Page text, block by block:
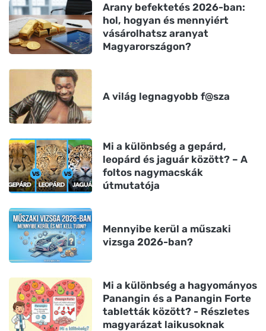
Arany befektetés 2026-ban:
hol, hogyan és mennyiért
vásárolhatsz aranyat
Magyarországon?
A világ legnagyobb f@sza
Mi a különbség a gepárd,
leopárd és jaguár között? – A
foltos nagymacskák
útmutatója
Mennyibe kerül a műszaki
vizsga 2026-ban?
Mi a különbség a hagyományos
Panangin és a Panangin Forte
tabletták között? - Részletes
magyarázat laikusoknak